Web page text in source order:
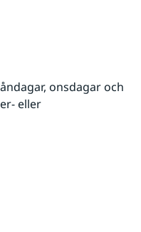
onsdagar och
eller